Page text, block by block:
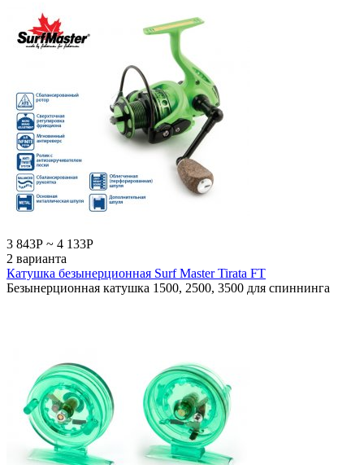
3 843Р ~ 4 133Р
2 варианта
Катушка безынерционная Surf Master Tirata FT
Безынерционная катушка 1500, 2500, 3500 для спиннинга